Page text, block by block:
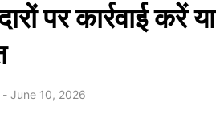
पर कार्रवाई
- June 10, 2026